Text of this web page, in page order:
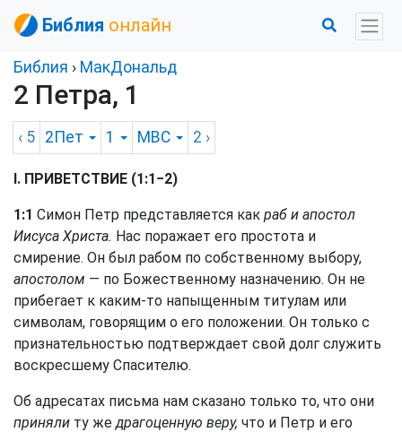
Библия онлайн
Библия › МакДональд
2 Петра, 1
‹ 5 2Пет 1 MBC 2 ›
I. ПРИВЕТСТВИЕ (1:1−2)
1:1 Симон Петр представляется как раб и апостол
Иисуса Христа. Нас поражает его простота и
смирение. Он был рабом по собственному выбору,
апостолом — по Божественному назначению. Он не
прибегает к каким-то напыщенным титулам или
символам, говорящим о его положении. Он только с
признательностью подтверждает свой долг служить
воскресшему Спасителю.
Об адресатах письма нам сказано только то, что они
приняли ту жедрагоценную веру, что и Петр и его